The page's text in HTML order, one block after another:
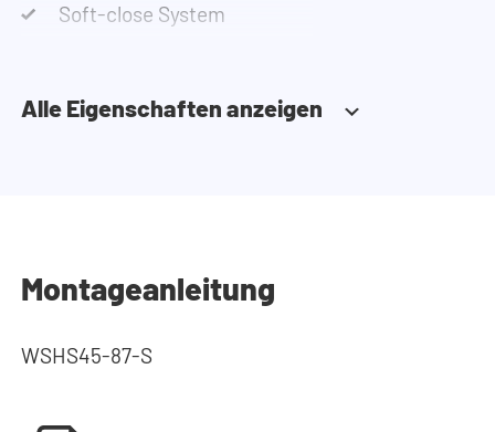
Soft-close System
Alle Eigenschaften anzeigen
Montageanleitung
WSHS45-87-S